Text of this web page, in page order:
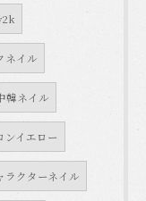
ネイル
韓ネイル
ンイエロー
ラクターネイル